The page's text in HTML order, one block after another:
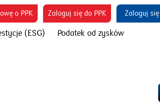
Zaloguj
Zaloguj się do PPKotworzy
się
w
o PPKotworzy
się
w
(ESG) Podatek od zysków